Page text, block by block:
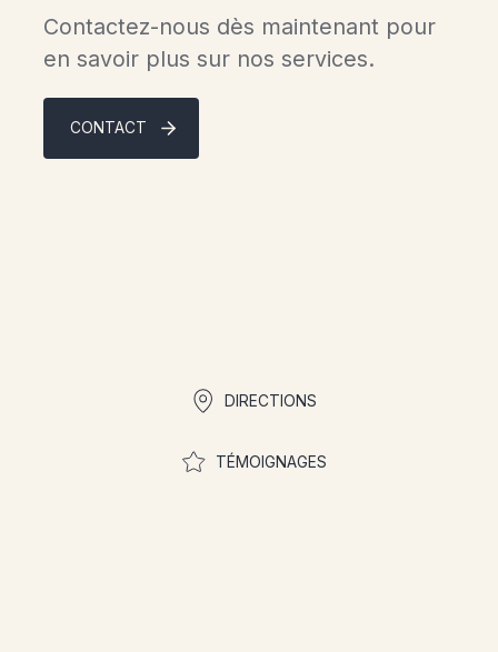
Contactez-nous dès maintenant pour
en savoir plus sur nos services.
CONTACT
DIRECTIONS
TÉMOIGNAGES